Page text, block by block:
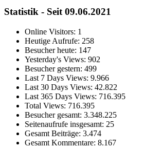
Statistik - Seit 09.06.2021
Online Visitors: 1
Heutige Aufrufe: 258
Besucher heute: 147
Yesterday's Views: 902
Besucher gestern: 499
Last 7 Days Views: 9.966
Last 30 Days Views: 42.822
Last 365 Days Views: 716.395
Total Views: 716.395
Besucher gesamt: 3.348.225
Seitenaufrufe insgesamt: 25
Gesamt Beiträge: 3.474
Gesamt Kommentare: 8.167